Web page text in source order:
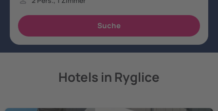
Hotels in Ryglice